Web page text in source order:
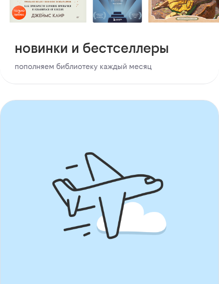
новинки и бестселлеры
пополняем библиотеку каждый месяц